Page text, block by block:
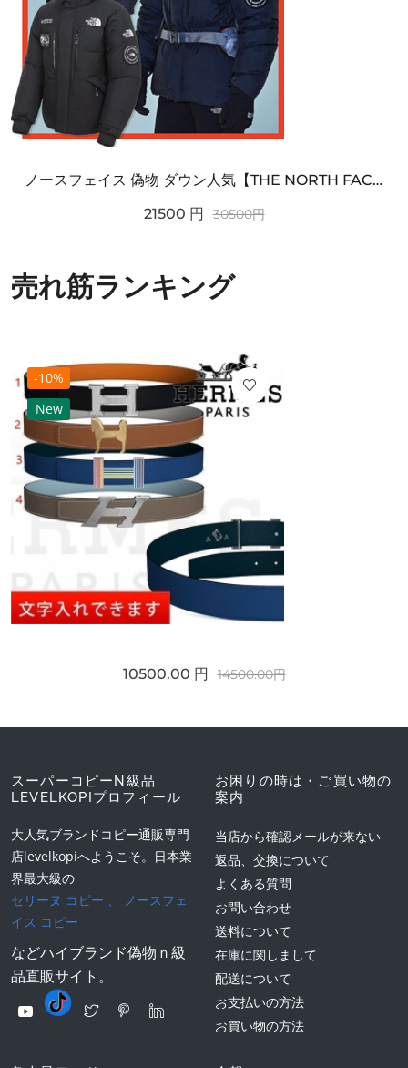
ノースフェイス 偽物 ダウン人気【THE NORTH FACE】M'S 7 SUMMIT HIM...
21500 円 30500円
売れ筋ランキング
-10%
New
10500.00 円 14500.00円
スーパーコピーN級品
LEVELKOPIプロフィール
大人気ブランドコピー通販専門
店levelkopiへようこそ。日本業
界最大級の
セリーヌ コピー 、
ノースフェ
イス コピー
などハイブランド偽物ｎ級
品直販サイト。
お困りの時は・ご買い物の
案内
当店から確認メールが来ない
返品、交換について
よくある質問
お問い合わせ
送料について
在庫に関しまして
配送について
お支払いの方法
お買い物の方法